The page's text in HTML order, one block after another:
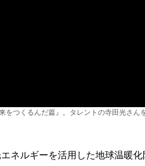
をつくるんだ篇』。タレントの寺田光さん
ネルギーを活用した地球温暖化